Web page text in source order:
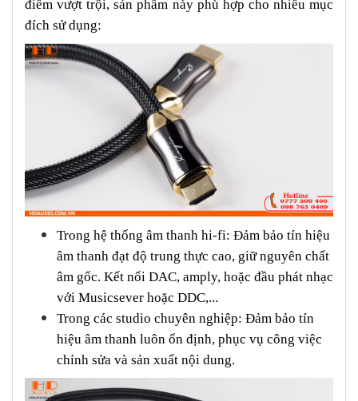
điểm vượt trội, sản phẩm này phù hợp cho nhiều mục
đích sử dụng:
Trong hệ thống âm thanh hi-fi: Đảm bảo tín hiệu
âm thanh đạt độ trung thực cao, giữ nguyên chất
âm gốc. Kết nối DAC, amply, hoặc đầu phát nhạc
với Musicsever hoặc DDC,...
Trong các studio chuyên nghiệp: Đảm bảo tín
hiệu âm thanh luôn ổn định, phục vụ công việc
chỉnh sửa và sản xuất nội dung.